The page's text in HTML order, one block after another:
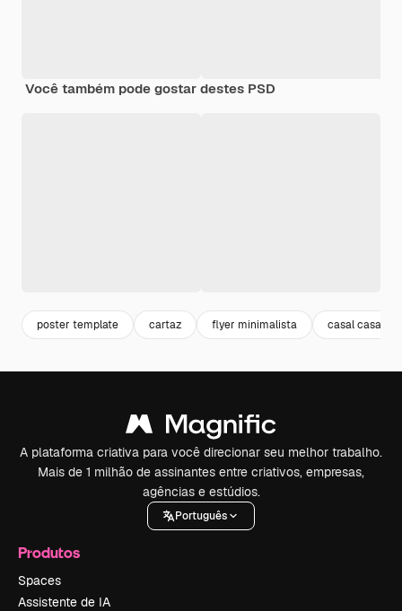
Você também pode gostar destes PSD
poster template cartaz flyer minimalista casal
A plataforma criativa para você direcionar seu melhor trabalho.
Mais de 1 milhão de assinantes entre criativos, empresas,
agências e estúdios.
Português
Produtos
Spaces
Assistente de IA